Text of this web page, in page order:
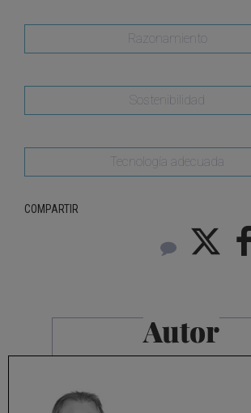
Razonamiento
Sostenibilidad
Tecnología adecuada
COMPARTIR
Autor